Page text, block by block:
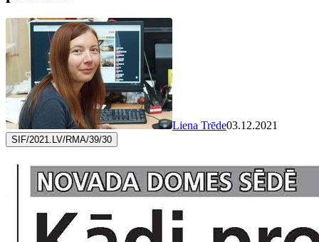
Liena Trēde03.12.2021
SIF/2021.LV/RMA/39/30